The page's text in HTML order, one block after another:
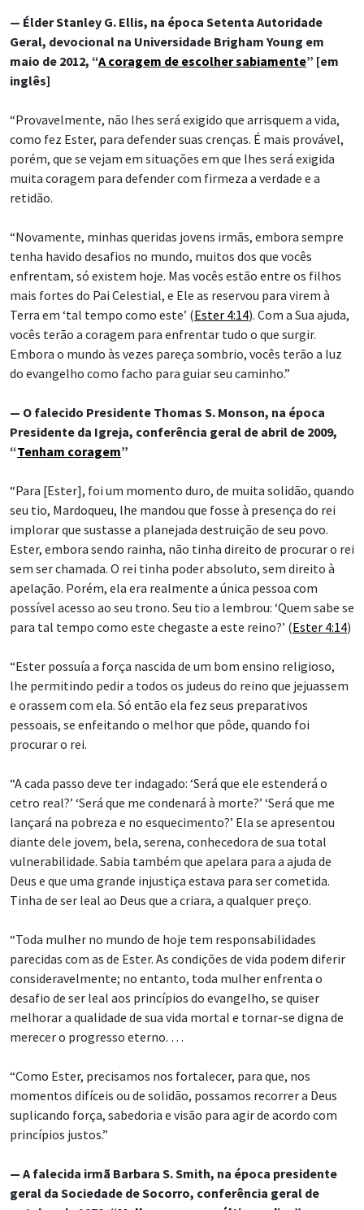
— Élder Stanley G. Ellis, na época Setenta Autoridade
Geral, devocional na Universidade Brigham Young em
maio de 2012, “A coragem de escolher sabiamente” [em
inglês]
“Provavelmente, não lhes será exigido que arrisquem a vida,
como fez Ester, para defender suas crenças. É mais provável,
porém, que se vejam em situações em que lhes será exigida
muita coragem para defender com firmeza a verdade e a
retidão.
“Novamente, minhas queridas jovens irmãs, embora sempre
tenha havido desafios no mundo, muitos dos que vocês
enfrentam, só existem hoje. Mas vocês estão entre os filhos
mais fortes do Pai Celestial, e Ele as reservou para virem à
Terra em ‘tal tempo como este’ (Ester 4:14). Com a Sua ajuda,
vocês terão a coragem para enfrentar tudo o que surgir.
Embora o mundo às vezes pareça sombrio, vocês terão a luz
do evangelho como facho para guiar seu caminho.”
— O falecido Presidente Thomas S. Monson, na época
Presidente da Igreja, conferência geral de abril de 2009,
“Tenham coragem”
“Para [Ester], foi um momento duro, de muita solidão, quando
seu tio, Mardoqueu, lhe mandou que fosse à presença do rei
implorar que sustasse a planejada destruição de seu povo.
Ester, embora sendo rainha, não tinha direito de procurar o rei
sem ser chamada. O rei tinha poder absoluto, sem direito à
apelação. Porém, ela era realmente a única pessoa com
possível acesso ao seu trono. Seu tio a lembrou: ‘Quem sabe se
para tal tempo como este chegaste a este reino?’ (Ester 4:14)
“Ester possuía a força nascida de um bom ensino religioso,
lhe permitindo pedir a todos os judeus do reino que jejuassem
e orassem com ela. Só então ela fez seus preparativos
pessoais, se enfeitando o melhor que pôde, quando foi
procurar o rei.
“A cada passo deve ter indagado: ‘Será que ele estenderá o
cetro real?’ ‘Será que me condenará à morte?’ ‘Será que me
lançará na pobreza e no esquecimento?’ Ela se apresentou
diante dele jovem, bela, serena, conhecedora de sua total
vulnerabilidade. Sabia também que apelara para a ajuda de
Deus e que uma grande injustiça estava para ser cometida.
Tinha de ser leal ao Deus que a criara, a qualquer preço.
“Toda mulher no mundo de hoje tem responsabilidades
parecidas com as de Ester. As condições de vida podem diferir
consideravelmente; no entanto, toda mulher enfrenta o
desafio de ser leal aos princípios do evangelho, se quiser
melhorar a qualidade de sua vida mortal e tornar-se digna de
merecer o progresso eterno. …
“Como Ester, precisamos nos fortalecer, para que, nos
momentos difíceis ou de solidão, possamos recorrer a Deus
suplicando força, sabedoria e visão para agir de acordo com
princípios justos.”
— A falecida irmã Barbara S. Smith, na época presidente
geral da Sociedade de Socorro, conferência geral de